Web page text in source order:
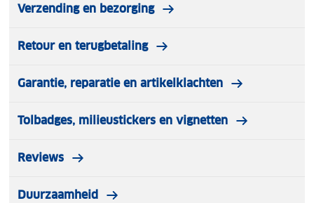
Verzending en bezorging
Retour en terugbetaling
Garantie, reparatie en artikelklachten
Tolbadges, milieustickers en vignetten
Reviews
Duurzaamheid